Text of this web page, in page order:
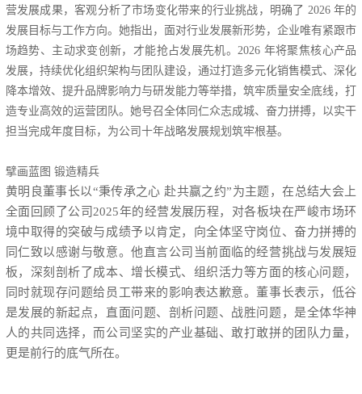
营发展成果，客观分析了市场变化带来的行业挑战，明确了 2026 年的
发展目标与工作方向。她指出，面对行业发展新形势，企业唯有紧跟市
场趋势、主动求变创新，才能抢占发展先机。2026 年将聚焦核心产品
发展，持续优化组织架构与团队建设，通过打造多元化销售模式、深化
降本增效、提升品牌影响力与研发能力等举措，筑牢质量安全底线，打
造专业高效的运营团队。她号召全体同仁众志成城、奋力拼搏，以实干
担当完成年度目标，为公司十年战略发展规划筑牢根基。
擘画蓝图 锻造精兵
黄明良董事长以“秉传承之心 赴共赢之约”为主题，在总结大会上
全面回顾了公司2025年的经营发展历程，对各板块在严峻市场环
境中取得的突破与成绩予以肯定，向全体坚守岗位、奋力拼搏的
同仁致以感谢与敬意。他直言公司当前面临的经营挑战与发展短
板，深刻剖析了成本、增长模式、组织活力等方面的核心问题，
同时就现存问题给员工带来的影响表达歉意。董事长表示，低谷
是发展的新起点，直面问题、剖析问题、战胜问题，是全体华神
人的共同选择，而公司坚实的产业基础、敢打敢拼的团队力量，
更是前行的底气所在。